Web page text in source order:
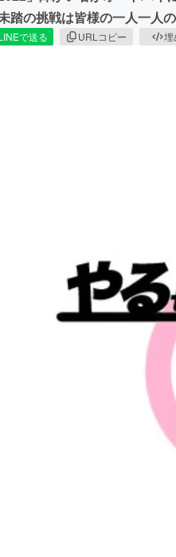
の挑戦は皆様の一人一人の
で送る URLコピー 埋